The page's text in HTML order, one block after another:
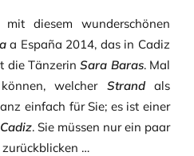
diesem wunderschönen
a España 2014, das in Cadiz
die TänzerinSara Baras. Mal
welcher Strandals
einfach für Sie; es ist einer
Cadiz. Sie müssen nur ein paar
…